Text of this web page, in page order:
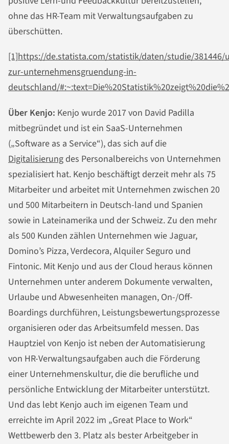
ohne das HR-Team mit Verwaltungsaufgaben zu
überschütten.
[1]https://de.statista.com/statistik/daten/studie/381446/
zur-unternehmensgruendung-in-
deutschland/
Über Kenjo: Kenjo wurde 2017 von David Padilla
mitbegründet und ist ein SaaS-Unternehmen
(„Software as a Service“), das sich auf die
Digitalisierung des Personalbereichs von Unternehmen
spezialisiert hat. Kenjo beschäftigt derzeit mehr als 75
Mitarbeiter und arbeitet mit Unternehmen zwischen 20
und 500 Mitarbeitern in Deutsch-land und Spanien
sowie in Lateinamerika und der Schweiz. Zu den mehr
als 500 Kunden zählen Unternehmen wie Jaguar,
Domino’s Pizza, Verdecora, Alquiler Seguro und
Fintonic. Mit Kenjo und aus der Cloud heraus können
Unternehmen unter anderem Dokumente verwalten,
Urlaube und Abwesenheiten managen, On-/Off-
Boardings durchführen, Leistungsbewertungsprozesse
organisieren oder das Arbeitsumfeld messen. Das
Hauptziel von Kenjo ist neben der Automatisierung
von HR-Verwaltungsaufgaben auch die Förderung
einer Unternehmenskultur, die die berufliche und
persönliche Entwicklung der Mitarbeiter unterstützt.
Und das lebt Kenjo auch im eigenen Team und
erreichte im April 2022 im „Great Place to Work“
Wettbewerb den 3. Platz als bester Arbeitgeber in